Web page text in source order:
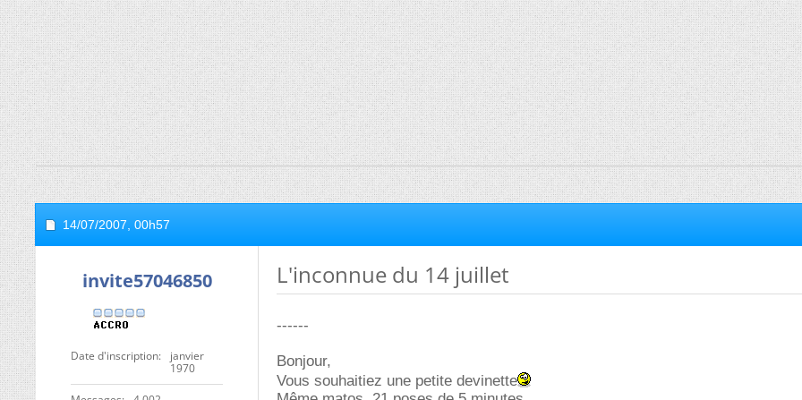
14/07/2007, 00h57
invite57046850
Date d'inscription
janvier
1970
L'inconnue du 14 juillet
------
Bonjour,
Vous souhaitiez une petite devinette